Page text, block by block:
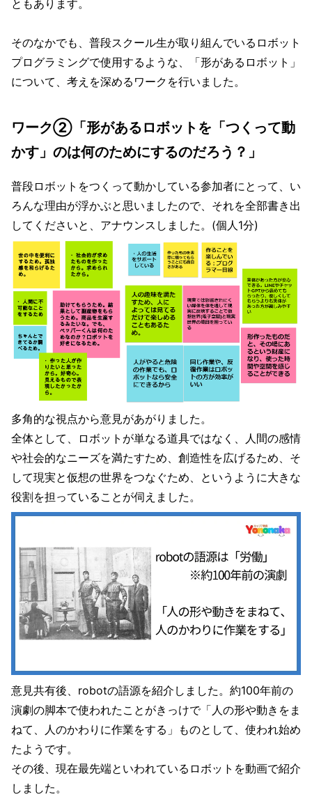
ともあります。
そのなかでも、普段スクール生が取り組んでいるロボット
プログラミングで使用するような、「形があるロボット」
について、考えを深めるワークを行いました。
ワーク②「形があるロボットを「つくって動
かす」のは何のためにするのだろう？」
普段ロボットをつくって動かしている参加者にとって、い
ろんな理由が浮かぶと思いましたので、それを全部書き出
してくださいと、アナウンスしました。(個人1分)
多角的な視点から意見があがりました。
全体として、ロボットが単なる道具ではなく、人間の感情
や社会的なニーズを満たすため、創造性を広げるため、そ
して現実と仮想の世界をつなぐため、というように大きな
役割を担っていることが伺えました。
意見共有後、robotの語源を紹介しました。約100年前の
演劇の脚本で使われたことがきっけで「人の形や動きをま
ねて、人のかわりに作業をする」ものとして、使われ始め
たようです。
その後、現在最先端といわれているロボットを動画で紹介
しました。